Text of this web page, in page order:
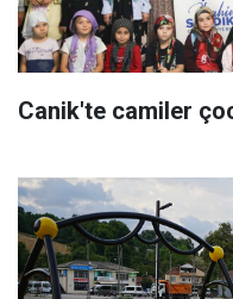
Canik'te camiler